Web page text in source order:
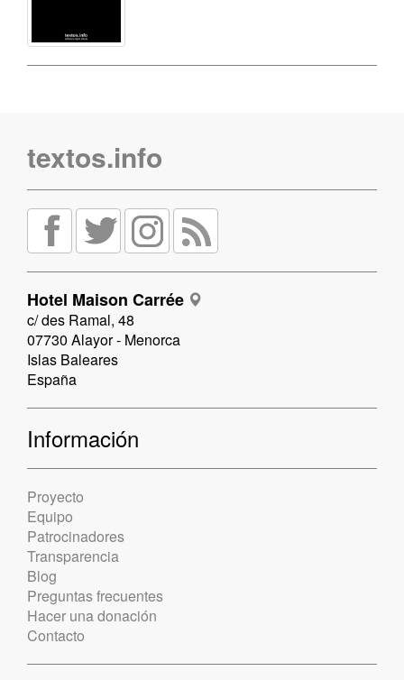
textos.info
Hotel Maison Carrée
c/ des Ramal, 48
07730 Alayor - Menorca
Islas Baleares
España
Información
Proyecto
Equipo
Patrocinadores
Transparencia
Blog
Preguntas frecuentes
Hacer una donación
Contacto